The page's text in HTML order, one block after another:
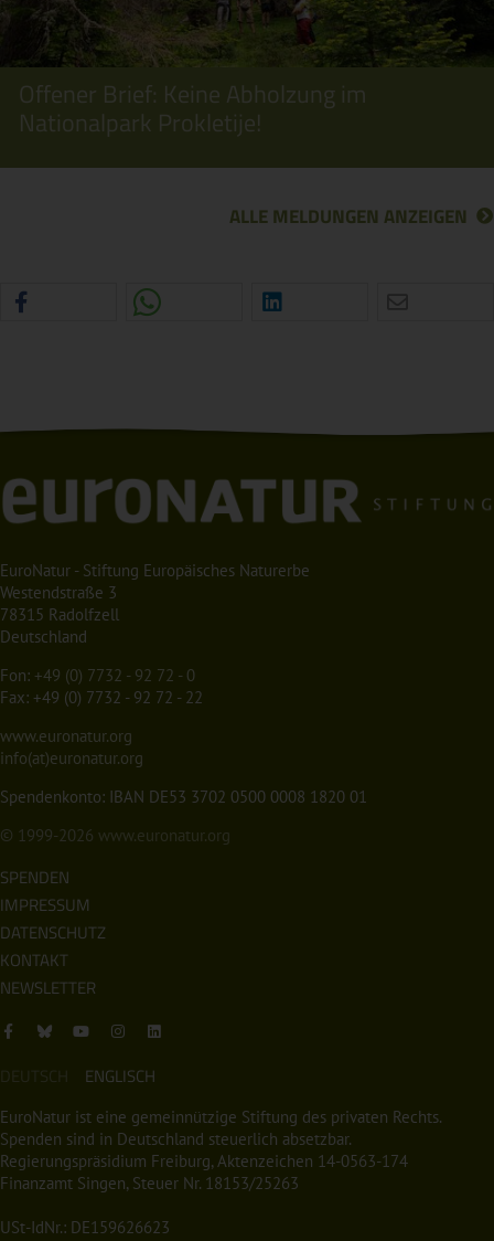
Offener Brief: Keine Abholzung im
Nationalpark Prokletije!
ALLE MELDUNGEN ANZEIGEN
EuroNatur - Stiftung Europäisches Naturerbe
Westendstraße 3
78315 Radolfzell
Deutschland
Fon: +49 (0) 7732 - 92 72 - 0
Fax: +49 (0) 7732 - 92 72 - 22
www.euronatur.org
info(at)euronatur.org
Spendenkonto: IBAN DE53 3702 0500 0008 1820 01
© 1999-2026 www.euronatur.org
SPENDEN
IMPRESSUM
DATENSCHUTZ
KONTAKT
NEWSLETTER
DEUTSCH ENGLISCH
EuroNatur ist eine gemeinnützige Stiftung des privaten Rechts.
Spenden sind in Deutschland steuerlich absetzbar.
Regierungspräsidium Freiburg, Aktenzeichen 14-0563-174
Finanzamt Singen, Steuer Nr. 18153/25263
USt-IdNr.: DE159626623